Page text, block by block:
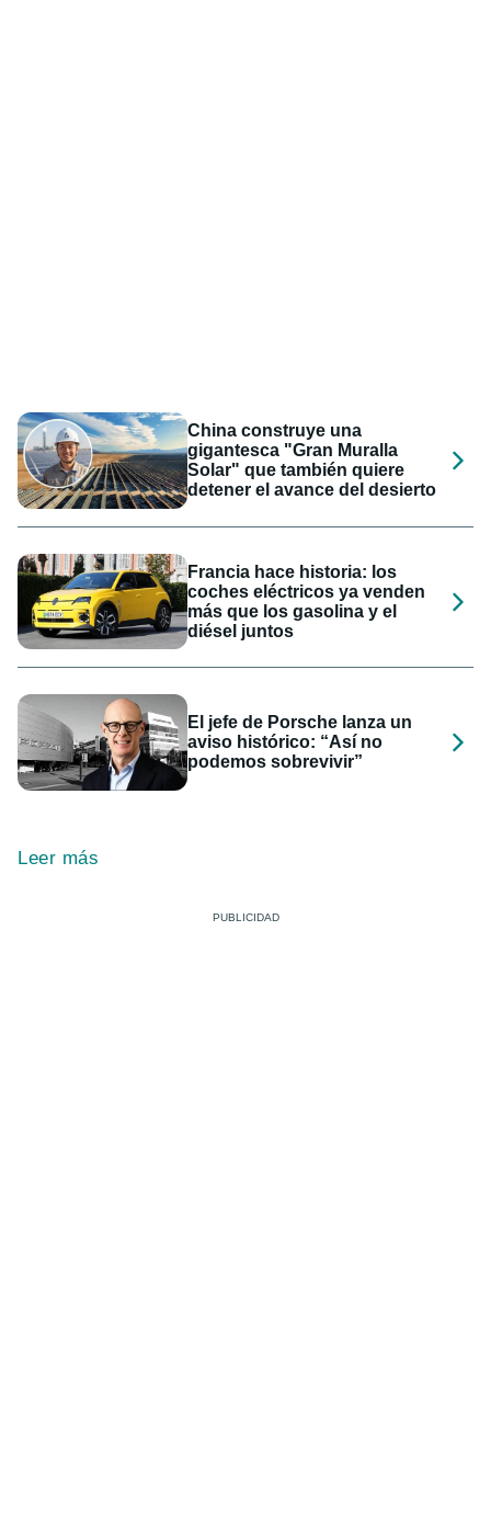
China construye una
gigantesca "Gran Muralla
Solar" que también quiere
detener el avance del desierto
Francia hace historia: los
coches eléctricos ya venden
más que los gasolina y el
diésel juntos
El jefe de Porsche lanza un
aviso histórico: “Así no
podemos sobrevivir”
Leer más